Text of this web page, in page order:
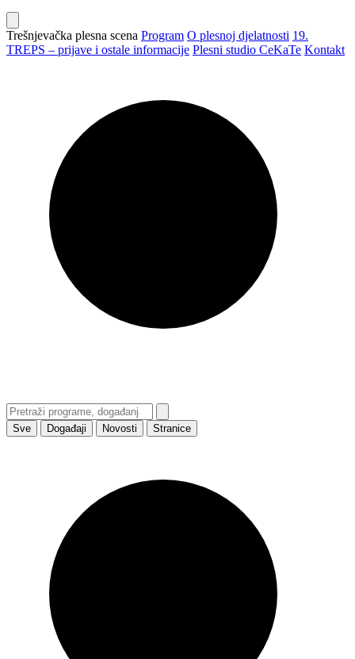
Trešnjevačka plesna scena Program O plesnoj djelatnosti 19.
TREPS – prijave i ostale informacije Plesni studio CeKaTe Kontakt
Sve Događaji Novosti Stranice